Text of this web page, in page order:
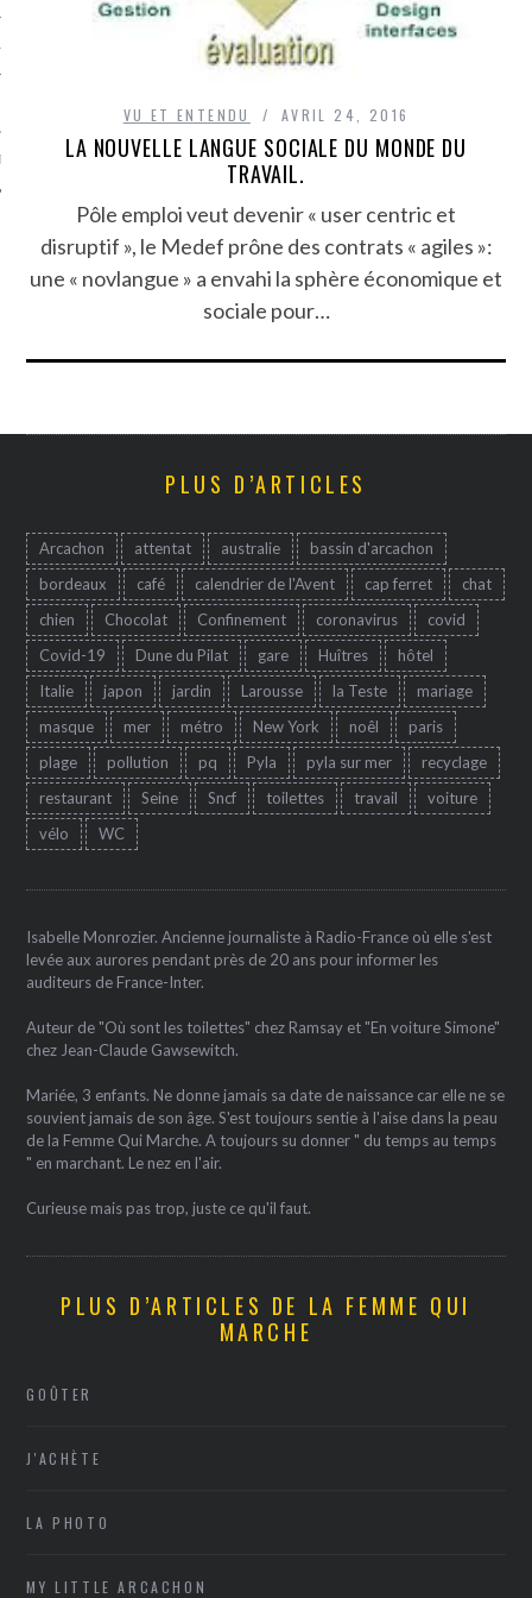
ARCACHON
VU ET ENTENDU AVRIL 24, 2016
LA NOUVELLE LANGUE SOCIALE DU MONDE DU
TRAVAIL.
Pôle emploi veut devenir « user centric et
disruptif », le Medef prône des contrats « agiles »:
une « novlangue » a envahi la sphère économique et
sociale pour…
PLUS D’ARTICLES
Arcachon attentat australie
bassin d'arcachon
bordeaux
café calendrier de l'Avent cap ferret
chat
chien
Chocolat Confinement coronavirus
covid
Covid-19
Dune du Pilat gare Huîtres
hôtel
Italie
japon jardin Larousse la Teste
mariage
masque
mer métro New York noêl
paris
plage
pollution pq Pyla pyla sur mer
recyclage
restaurant
Seine Sncf toilettes travail
voiture
vélo
WC
Isabelle Monrozier. Ancienne journaliste à Radio-France où elle s'est
levée aux aurores pendant près de 20 ans pour informer les
auditeurs de France-Inter.
Auteur de "Où sont les toilettes" chez Ramsay et "En voiture Simone"
chez Jean-Claude Gawsewitch.
Mariée, 3 enfants. Ne donne jamais sa date de naissance car elle ne se
souvient jamais de son âge. S'est toujours sentie à l'aise dans la peau
de la Femme Qui Marche. A toujours su donner " du temps au temps
" en marchant. Le nez en l'air.
Curieuse mais pas trop, juste ce qu'il faut.
PLUS D’ARTICLES DE LA FEMME QUI
MARCHE
GOÛTER
J'ACHÈTE
LA PHOTO
MY LITTLE ARCACHON